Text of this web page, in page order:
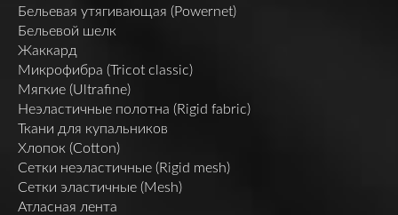
Бельевая утягивающая (Powernet)
Бельевой шелк
Жаккард
Микрофибра (Tricot classic)
Мягкие (Ultrafine)
Неэластичные полотна (Rigid fabric)
Ткани для купальников
Хлопок (Cotton)
Сетки неэластичные (Rigid mesh)
Сетки эластичные (Mesh)
Атласная лента